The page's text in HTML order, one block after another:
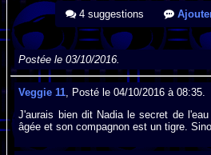
4 suggestions
Postée le 03/10/2016.
Veggie 11 , Posté le 04/10/2016 à 08:35.
J'aurais bien dit Nadia le secret de
âgée et son compagnon est un tigre.